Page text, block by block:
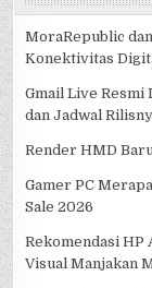
MoraRepublic
Konektivitas
Gmail Live Resmi
dan Jadwal
Render HMD
Gamer PC
Sale 2026
Rekomendasi HP
Visual Manjakan